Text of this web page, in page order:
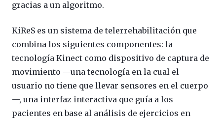
gracias a un algoritmo.
KiReS es un sistema de telerrehabilitación que
combina los siguientes componentes: la
tecnología Kinect como dispositivo de captura de
movimiento —una tecnología en la cual el
usuario no tiene que llevar sensores en el cuerpo
—, una interfaz interactiva que guía a los
pacientes en base al análisis de ejercicios en